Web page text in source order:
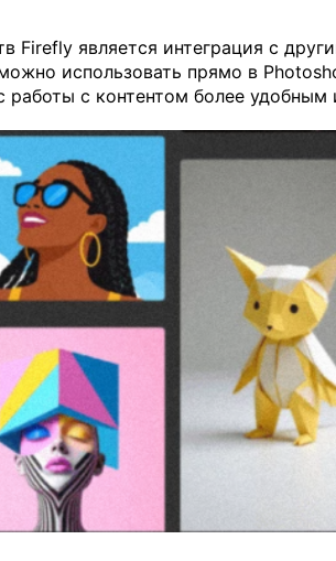
Firefly является интеграция с
использовать прямо в
работы с контентом более